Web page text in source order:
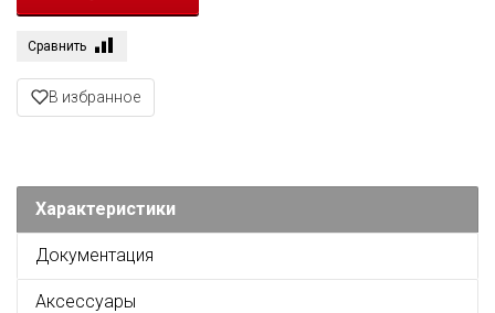
Сравнить
В избранное
Характеристики
Документация
Аксессуары